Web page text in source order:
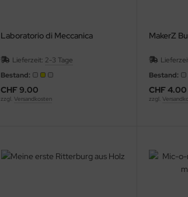
Laboratorio di Meccanica
Lieferzeit: 2-3 Tage
Bestand:
CHF 9.00
zzgl.Versandkosten
MakerZ
Bestand:
CHF 4.00
zzgl.